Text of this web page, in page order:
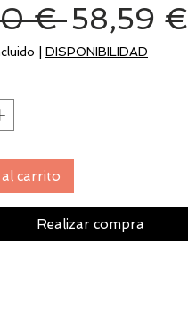
€ Precio
58,59 €
DISPONIBILIDAD
carrito
Realizar compra